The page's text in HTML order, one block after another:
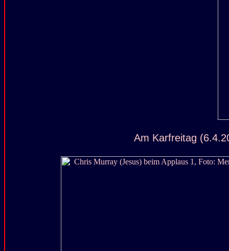
Am Karfreitag